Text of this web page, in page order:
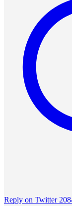
Reply on Twitter